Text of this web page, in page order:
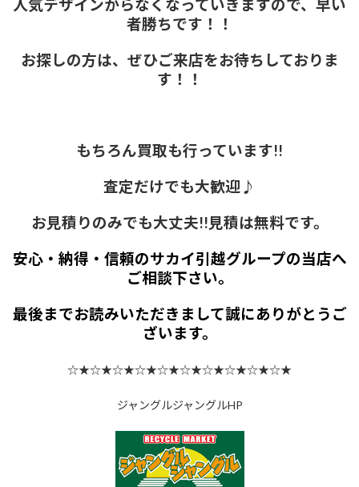
人気デザインからなくなっていきますので、早い
者勝ちです！！
お探しの方は、ぜひご来店をお待ちしておりま
す！！
もちろん買取も行っています!!
査定だけでも大歓迎♪
お見積りのみでも大丈夫!!見積は無料です。
安心・納得・信頼のサカイ引越グループの当店へ
ご相談下さい。
最後までお読みいただきまして誠にありがとうご
ざいます。
☆★☆★☆★☆★☆★☆★☆★☆★☆★☆★
ジャングルジャングルHP